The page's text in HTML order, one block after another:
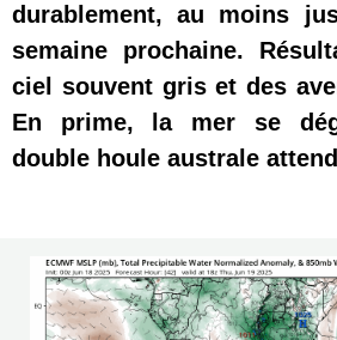
durablement, au moins
semaine prochaine.
ciel souvent gris et des
En prime, la mer se
double houle australe